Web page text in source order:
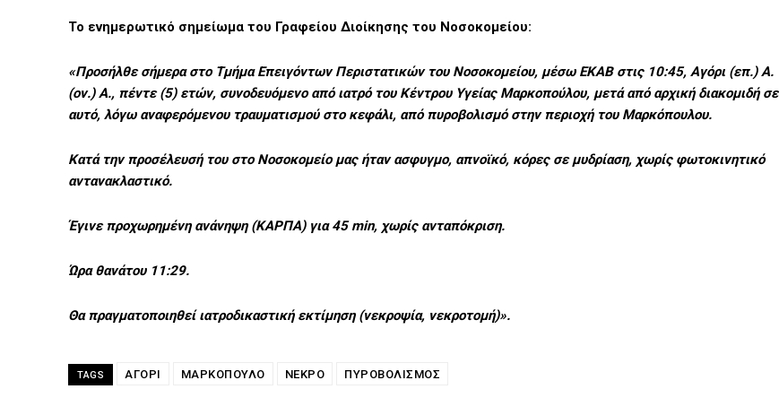
Το ενημερωτικό σημείωμα του Γραφείου Διοίκησης του Νοσοκομείου:
«Προσήλθε σήμερα στο Τμήμα Επειγόντων Περιστατικών του Νοσοκομείου, μέσω ΕΚΑΒ στις 10:45, Αγόρι (επ.) Α.
(ον.) Α., πέντε (5) ετών, συνοδευόμενο από ιατρό του Κέντρου Υγείας Μαρκοπούλου, μετά από αρχική διακομιδή σε
αυτό, λόγω αναφερόμενου τραυματισμού στο κεφάλι, από πυροβολισμό στην περιοχή του Μαρκόπουλου.
Κατά την προσέλευσή του στο Νοσοκομείο μας ήταν ασφυγμο, απνοϊκό, κόρες σε μυδρίαση, χωρίς φωτοκινητικό
αντανακλαστικό.
Έγινε προχωρημένη ανάνηψη (ΚΑΡΠΑ) για 45 min, χωρίς ανταπόκριση.
Ώρα θανάτου 11:29.
Θα πραγματοποιηθεί ιατροδικαστική εκτίμηση (νεκροψία, νεκροτομή)».
TAGS ΑΓΟΡΙ ΜΑΡΚΌΠΟΥΛΟ ΝΕΚΡΟ ΠΥΡΟΒΟΛΙΣΜΌΣ